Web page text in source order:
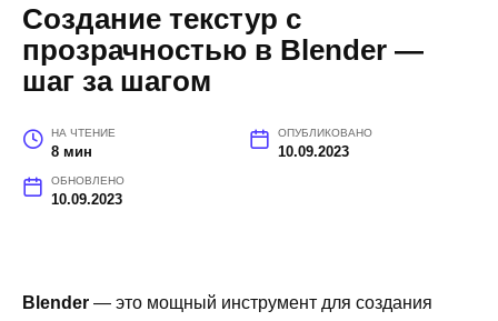
Создание текстур с
прозрачностью в Blender —
шаг за шагом
НА ЧТЕНИЕ
8 мин
ОПУБЛИКОВАНО
10.09.2023
ОБНОВЛЕНО
10.09.2023
Blender — это мощный инструмент для создания